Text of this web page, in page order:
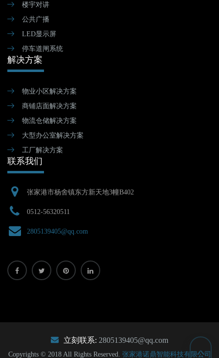
楼宇对讲
公共广播
LED显示屏
停车道闸系统
解决方案
物业小区解决方案
商铺店面解决方案
物流仓储解决方案
大型办公室解决方案
工厂解决方案
联系我们
张家港市杨舍镇东方新天地3幢B402
0512-56320511
2805139405@qq.com
立刻联系: 2805139405@qq.com
Copyrights © 2018 All Rights Reserved. 张家港诺鼎智能科技有限公司